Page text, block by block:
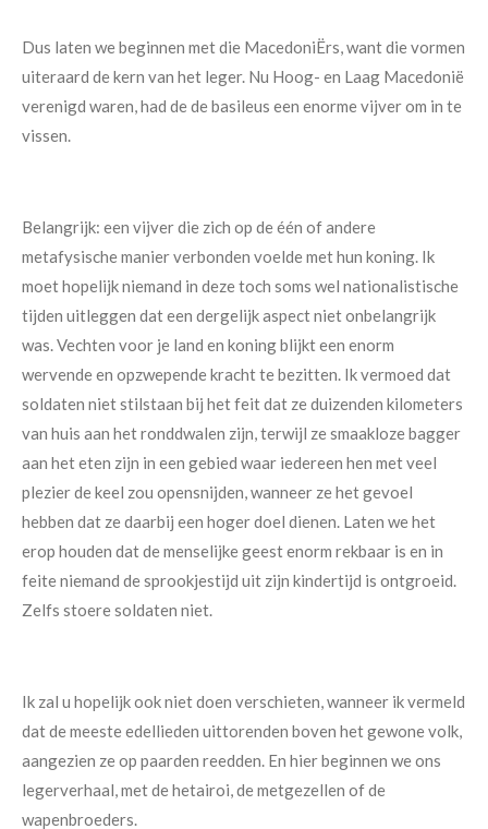
Dus laten we beginnen met die MacedoniËrs, want die vormen
uiteraard de kern van het leger. Nu Hoog- en Laag Macedonië
verenigd waren, had de de basileus een enorme vijver om in te
vissen.
Belangrijk: een vijver die zich op de één of andere
metafysische manier verbonden voelde met hun koning. Ik
moet hopelijk niemand in deze toch soms wel nationalistische
tijden uitleggen dat een dergelijk aspect niet onbelangrijk
was. Vechten voor je land en koning blijkt een enorm
wervende en opzwepende kracht te bezitten. Ik vermoed dat
soldaten niet stilstaan bij het feit dat ze duizenden kilometers
van huis aan het ronddwalen zijn, terwijl ze smaakloze bagger
aan het eten zijn in een gebied waar iedereen hen met veel
plezier de keel zou opensnijden, wanneer ze het gevoel
hebben dat ze daarbij een hoger doel dienen. Laten we het
erop houden dat de menselijke geest enorm rekbaar is en in
feite niemand de sprookjestijd uit zijn kindertijd is ontgroeid.
Zelfs stoere soldaten niet.
Ik zal u hopelijk ook niet doen verschieten, wanneer ik vermeld
dat de meeste edellieden uittorenden boven het gewone volk,
aangezien ze op paarden reedden. En hier beginnen we ons
legerverhaal, met de hetairoi, de metgezellen of de
wapenbroeders.